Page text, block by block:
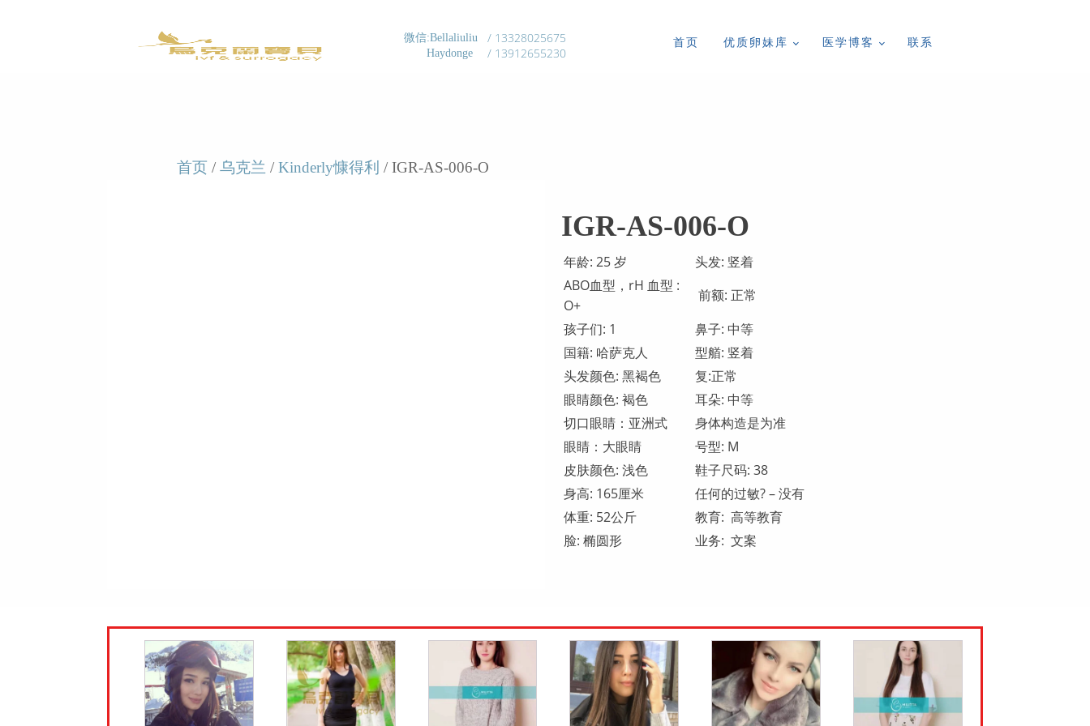
微信:Bellaliuliu
Haydonge
/ 13328025675
/ 13912655230
首页 优质卵妹库 医学博客 联系
首页 / 乌克兰 / Kinderly慷得利 / IGR-AS-006-O
IGR-AS-006-O
年龄: 25 岁
头发: 竖着
ABO血型，rH 血型 :
O+
前额: 正常
孩子们: 1
鼻子: 中等
国籍: 哈萨克人
型艏: 竖着
头发颜色: 黑褐色
复:正常
眼睛颜色: 褐色
耳朵: 中等
切口眼睛：亚洲式
身体构造是为准
眼睛：大眼睛
号型: M
皮肤颜色: 浅色
鞋子尺码: 38
身高: 165厘米
任何的过敏? – 没有
体重: 52公斤
教育: 高等教育
脸: 椭圆形
业务: 文案